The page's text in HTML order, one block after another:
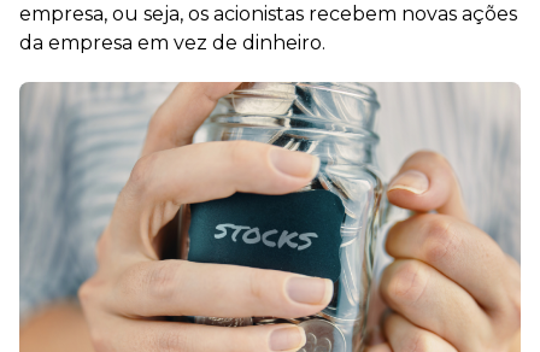
empresa, ou seja, os acionistas recebem novas ações
da empresa em vez de dinheiro.